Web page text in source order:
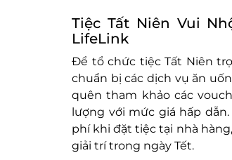
Tiệc Tất Niên Vui
LifeLink
Để tổ chức tiệc Tất Niên
chuẩn bị các dịch vụ ăn
quên tham khảo các
lượng với mức giá hấp
phí khi đặt tiệc tại nhà
giải trí trong ngày Tết.